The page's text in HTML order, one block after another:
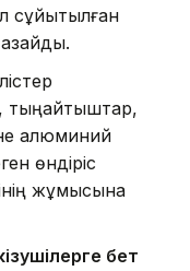
сұйытылған
тыңайтқыштар,
алюминий
өндіріс
жұмысына
бет